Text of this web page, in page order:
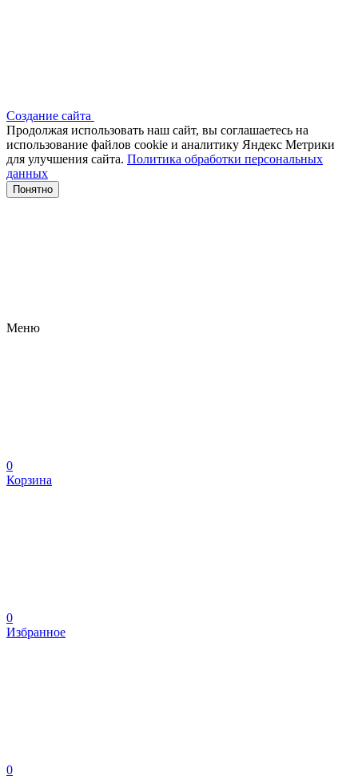
Создание сайта
Продолжая использовать наш сайт, вы соглашаетесь на
использование файлов сооkіе и аналитику Яндекс Метрики
для улучшения сайта. Политика обработки персональных
данных
Понятно
Меню
0
Корзина
0
Избранное
0